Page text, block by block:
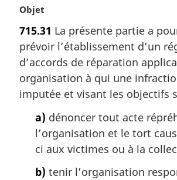
l
:
N
t
e
m
a
g
Objet
715.31 La présente partie a
prévoir l’établissement d’un
d’accords de réparation
organisation à qui une
imputée et visant les objectifs
a) dénoncer tout acte
l’organisation et le tort
ci aux victimes ou à la
b) tenir l’organisation